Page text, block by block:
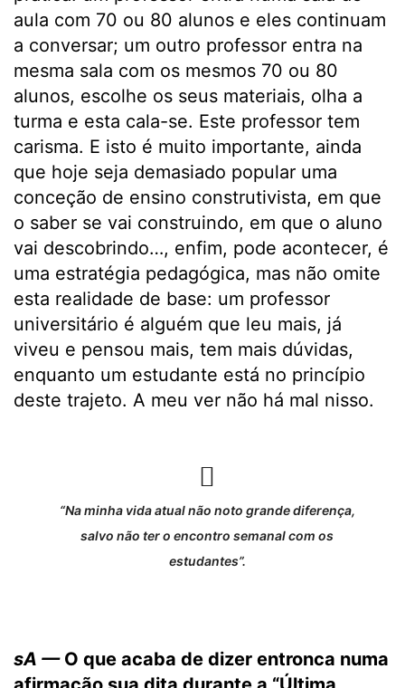
aula com 70 ou 80 alunos e eles continuam
a conversar; um outro professor entra na
mesma sala com os mesmos 70 ou 80
alunos, escolhe os seus materiais, olha a
turma e esta cala-se. Este professor tem
carisma. E isto é muito importante, ainda
que hoje seja demasiado popular uma
conceção de ensino construtivista, em que
o saber se vai construindo, em que o aluno
vai descobrindo…, enfim, pode acontecer, é
uma estratégia pedagógica, mas não omite
esta realidade de base: um professor
universitário é alguém que leu mais, já
viveu e pensou mais, tem mais dúvidas,
enquanto um estudante está no princípio
deste trajeto. A meu ver não há mal nisso.
“Na minha vida atual não noto grande diferença,
salvo não ter o encontro semanal com os
estudantes”.
sA — O que acaba de dizer entronca numa